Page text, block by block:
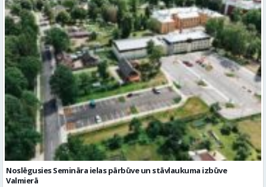
Noslēgusies Semināra ielas pārbūve un stāvlaukuma izbūve
Valmierā